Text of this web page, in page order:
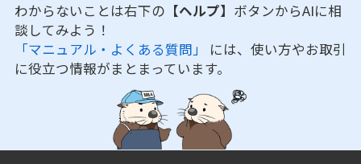
わからないことは右下の 【ヘルプ】 ボタンからAIに相
談してみよう！
「マニュアル・よくある質問」 には、使い方やお取引
に役立つ情報がまとまっています。